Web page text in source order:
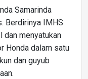
Samarinda
Berdirinya IMHS
dan menyatukan
Honda dalam satu
dan guyub